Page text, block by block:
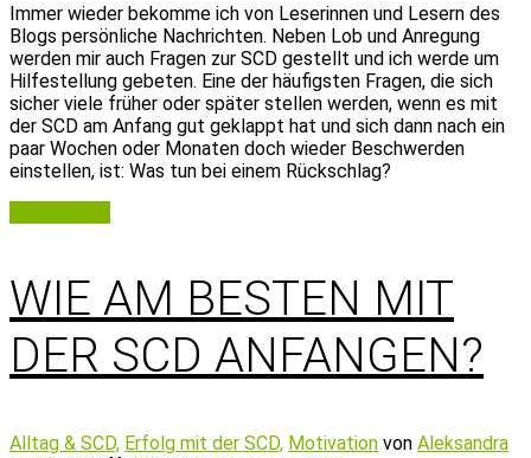
Immer wieder bekomme ich von Leserinnen und Lesern des
Blogs persönliche Nachrichten. Neben Lob und Anregung
werden mir auch Fragen zur SCD gestellt und ich werde um
Hilfestellung gebeten. Eine der häufigsten Fragen, die sich
sicher viele früher oder später stellen werden, wenn es mit
der SCD am Anfang gut geklappt hat und sich dann nach ein
paar Wochen oder Monaten doch wieder Beschwerden
einstellen, ist: Was tun bei einem Rückschlag?
WIE AM BESTEN MIT
DER SCD ANFANGEN?
Alltag & SCD, Erfolg mit der SCD, Motivation von Aleksandra